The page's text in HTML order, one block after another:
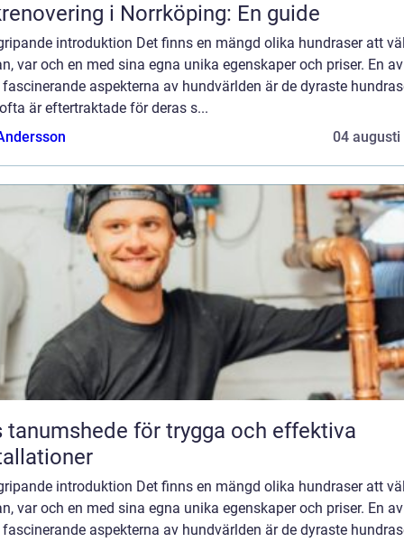
i Norrköping: En guide
introduktion Det finns en mängd olika hundraser att
var och en med sina egna unika egenskaper och priser. En
aspekterna av hundvärlden är de dyraste
är eftertraktade för deras s...
04 augusti
tanumshede för trygga och effektiva
introduktion Det finns en mängd olika hundraser att
var och en med sina egna unika egenskaper och priser. En
aspekterna av hundvärlden är de dyraste